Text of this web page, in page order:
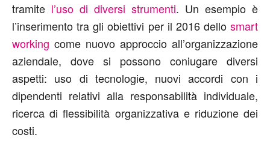
tramite l’uso di diversi strumenti. Un esempio è
l’inserimento tra gli obiettivi per il 2016 dello smart
working come nuovo approccio all’organizzazione
aziendale, dove si possono coniugare diversi
aspetti: uso di tecnologie, nuovi accordi con i
dipendenti relativi alla responsabilità individuale,
ricerca di flessibilità organizzativa e riduzione dei
costi.